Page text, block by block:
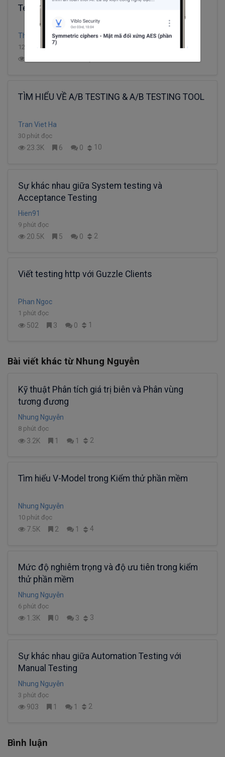
Testing report là gì
Thị Thoa Bùi
12 phút đọc
TÌM HIỂU VỀ A/B TESTING & A/B TESTING TOOL
Tran Viet Ha
30 phút đọc
23.3K 6 0 10
Sự khác nhau giữa System testing và
Acceptance Testing
Hien91
9 phút đọc
20.5K 5 0 2
Viết testing http với Guzzle Clients
Phan Ngoc
1 phút đọc
502 3 0 1
Bài viết khác từ Nhung Nguyễn
Kỹ thuật Phân tích giá trị biên và Phân vùng
tương đương
Nhung Nguyễn
8 phút đọc
3.2K 1 1 2
Tìm hiểu V-Model trong Kiểm thử phần mềm
Nhung Nguyễn
10 phút đọc
7.5K 2 1 4
Mức độ nghiêm trọng và độ ưu tiên trong kiểm
thử phần mềm
Nhung Nguyễn
6 phút đọc
1.3K 0 3 3
Sự khác nhau giữa Automation Testing với
Manual Testing
Nhung Nguyễn
3 phút đọc
903 1 1 2
Bình luận